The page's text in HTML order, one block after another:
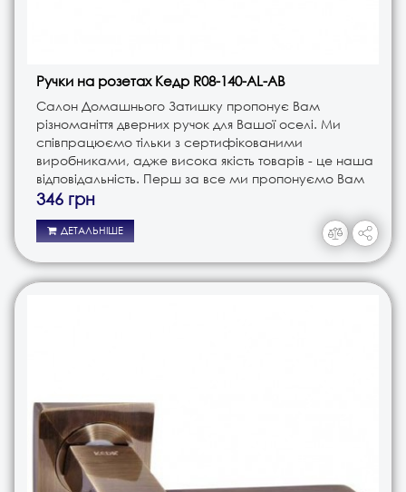
Ручки на розетах Кедр R08-140-AL-AB
Салон Домашнього Затишку пропонує Вам
різноманіття дверних ручок для Вашої оселі. Ми
співпрацюємо тільки з сертифікованими
виробниками, адже висока якість товарів - це наша
відповідальність. Перш за все ми пропонуємо Вам
ручки різного типу. Це і ручки на планці, і ручки на
розеті, і ручки кноби. В з..
346 грн
ДЕТАЛЬНІШЕ